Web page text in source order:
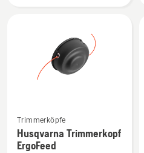
Mehr
Details
Trimmerköpfe
Husqvarna Trimmerkopf
ErgoFeed